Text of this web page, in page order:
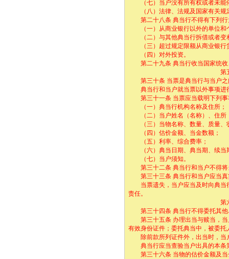
（七）当户没有所有权或者未能
（八）法律、法规及国家有关规
第二十八条 典当行不得有下列行
（一）从商业银行以外的单位和
（二）与其他典当行拆借或者变
（三）超过规定限额从商业银行
（四）对外投资。
第二十九条 典当行收当国家统收
第五章 当
第三十条 当票是典当行与当户之
典当行和当户就当票以外事项进
第三十一条 当票应当载明下列事
（一）典当行机构名称及住所；
（二）当户姓名（名称）、住所
（三）当物名称、数量、质量、
（四）估价金额、当金数额；
（五）利率、综合费率；
（六）典当日期、典当期、续当
（七）当户须知。
第三十二条 典当行和当户不得将
第三十三条 典当行和当户应当真
当票遗失，当户应当及时向典当
责任。
第六章 经
第三十四条 典当行不得委托其他
第三十五条 办理出当与赎当，当
有效身份证件；委托典当中，被委
除前款所列证件外，出当时，当
典当行应当查验当户出具的本条
第三十六条 当物的估价金额及当